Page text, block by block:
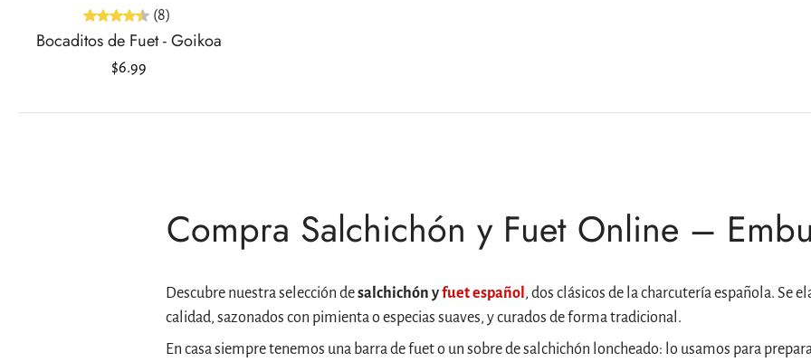
(8)
Bocaditos de Fuet - Goikoa
$6.99
Compra Salchichón y Fuet Online –
Descubre nuestra selección desalchichón yfuet español, dos clásicos de la charcutería española. Se
calidad, sazonados con pimienta o especias suaves, y curados de forma tradicional.
En casa siempre tenemos una barra de fuet o un sobre de salchichón loncheado: lo usamos para